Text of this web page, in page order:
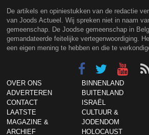
De artikels en opiniestukken van de redactie
van Joods Actueel. Wij spreken niet in naam
gemeenschap. De Joodse gemeenschap in
gemandateerde feitelijke vertegenwoordiging.
een eigen mening te hebben en die te
OVER ONS
ADVERTEREN
CONTACT
LAATSTE
MAGAZINE &
ARCHIEF
BINNENLAND
BUITENLAND
ISRAËL
CULTUUR &
JODENDOM
HOLOCAUST